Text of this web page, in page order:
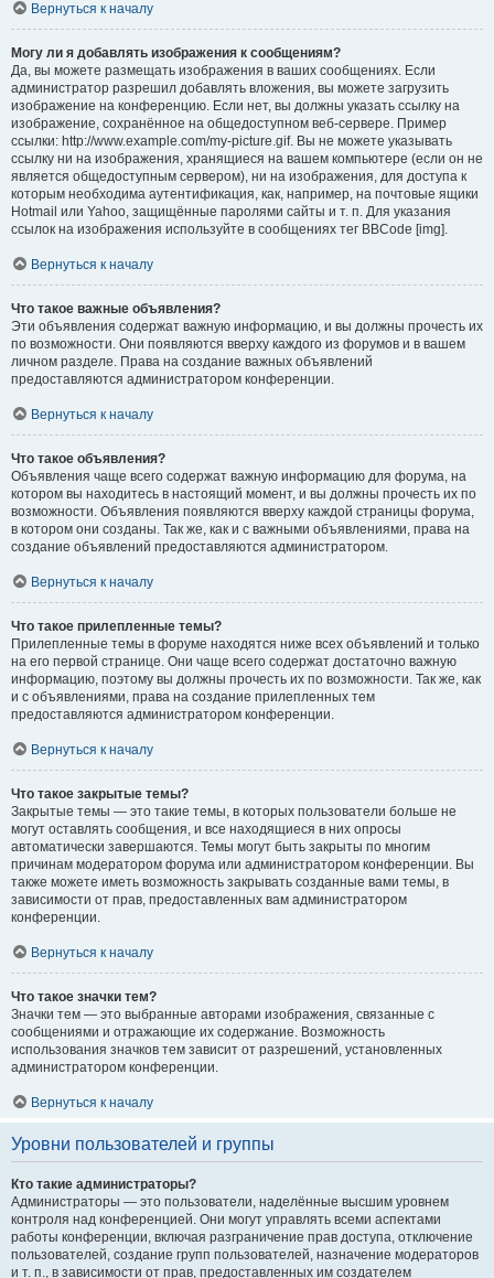
Вернуться к началу
Могу ли я добавлять изображения к сообщениям?
Да, вы можете размещать изображения в ваших сообщениях. Если
администратор разрешил добавлять вложения, вы можете загрузить
изображение на конференцию. Если нет, вы должны указать ссылку на
изображение, сохранённое на общедоступном веб-сервере. Пример
ссылки: http://www.example.com/my-picture.gif. Вы не можете указывать
ссылку ни на изображения, хранящиеся на вашем компьютере (если он не
является общедоступным сервером), ни на изображения, для доступа к
которым необходима аутентификация, как, например, на почтовые ящики
Hotmail или Yahoo, защищённые паролями сайты и т. п. Для указания
ссылок на изображения используйте в сообщениях тег BBCode [img].
Вернуться к началу
Что такое важные объявления?
Эти объявления содержат важную информацию, и вы должны прочесть их
по возможности. Они появляются вверху каждого из форумов и в вашем
личном разделе. Права на создание важных объявлений
предоставляются администратором конференции.
Вернуться к началу
Что такое объявления?
Объявления чаще всего содержат важную информацию для форума, на
котором вы находитесь в настоящий момент, и вы должны прочесть их по
возможности. Объявления появляются вверху каждой страницы форума,
в котором они созданы. Так же, как и с важными объявлениями, права на
создание объявлений предоставляются администратором.
Вернуться к началу
Что такое прилепленные темы?
Прилепленные темы в форуме находятся ниже всех объявлений и только
на его первой странице. Они чаще всего содержат достаточно важную
информацию, поэтому вы должны прочесть их по возможности. Так же, как
и с объявлениями, права на создание прилепленных тем
предоставляются администратором конференции.
Вернуться к началу
Что такое закрытые темы?
Закрытые темы — это такие темы, в которых пользователи больше не
могут оставлять сообщения, и все находящиеся в них опросы
автоматически завершаются. Темы могут быть закрыты по многим
причинам модератором форума или администратором конференции. Вы
также можете иметь возможность закрывать созданные вами темы, в
зависимости от прав, предоставленных вам администратором
конференции.
Вернуться к началу
Что такое значки тем?
Значки тем — это выбранные авторами изображения, связанные с
сообщениями и отражающие их содержание. Возможность
использования значков тем зависит от разрешений, установленных
администратором конференции.
Вернуться к началу
Уровни пользователей и группы
Кто такие администраторы?
Администраторы — это пользователи, наделённые высшим уровнем
контроля над конференцией. Они могут управлять всеми аспектами
работы конференции, включая разграничение прав доступа, отключение
пользователей, создание групп пользователей, назначение модераторов
и т. п., в зависимости от прав, предоставленных им создателем